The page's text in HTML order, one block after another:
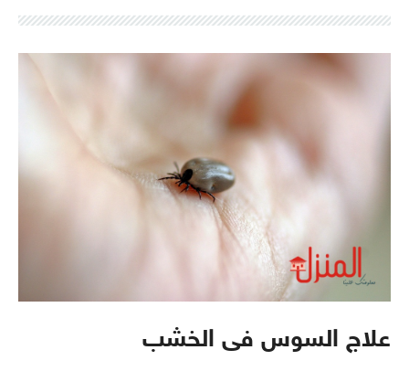
علاج السوس فى الخشب